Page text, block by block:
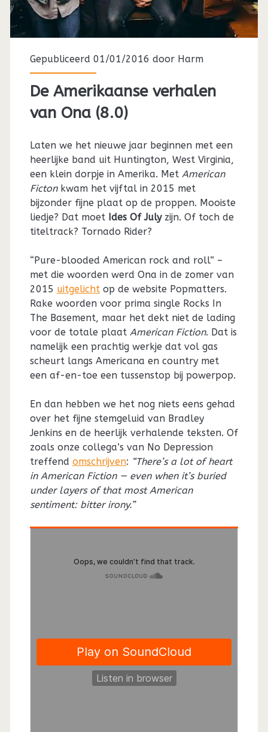
Gepubliceerd 01/01/2016 door Harm
De Amerikaanse verhalen
van Ona (8.0)
Laten we het nieuwe jaar beginnen met een
heerlijke band uit Huntington, West Virginia,
een klein dorpje in Amerika. Met American
Fictonkwam het vijftal in 2015 met
bijzonder fijne plaat op de proppen. Mooiste
liedje? Dat moet Ides Of Julyzijn. Of toch de
titeltrack? Tornado Rider?
“Pure-blooded American rock and roll” –
met die woorden werd Ona in de zomer van
2015 uitgelichtop de website Popmatters.
Rake woorden voor prima single Rocks In
The Basement, maar het dekt niet de lading
voor de totale plaat American Fiction. Dat is
namelijk een prachtig werkje dat vol gas
scheurt langs Americana en country met
een af-en-toe een tussenstop bij powerpop.
En dan hebben we het nog niets eens gehad
over het fijne stemgeluid van Bradley
Jenkins en de heerlijk verhalende teksten. Of
zoals onze collega’s van No Depression
treffend omschrijven: “There’s a lot of heart
in American Fiction — even when it’s buried
under layers of that most American
sentiment: bitter irony.”